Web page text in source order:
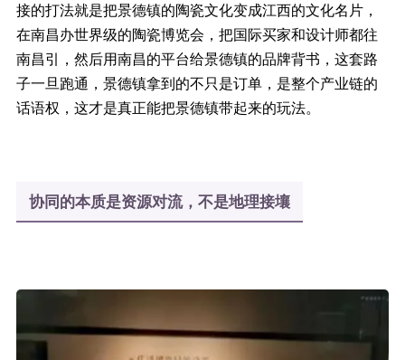
接的打法就是把景德镇的陶瓷文化变成江西的文化名片，
在南昌办世界级的陶瓷博览会，把国际买家和设计师都往
南昌引，然后用南昌的平台给景德镇的品牌背书，这套路
子一旦跑通，景德镇拿到的不只是订单，是整个产业链的
话语权，这才是真正能把景德镇带起来的玩法。
协同的本质是资源对流，不是地理接壤